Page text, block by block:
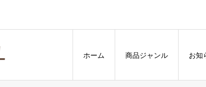
ホーム 商品ジャンル お知